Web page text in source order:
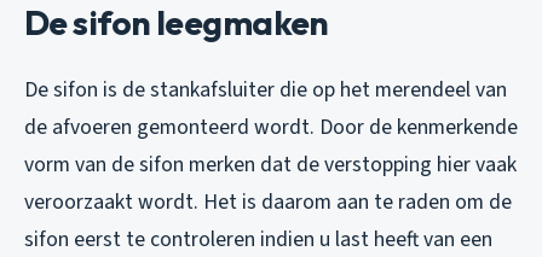
De sifon leegmaken
De sifon is de stankafsluiter die op het merendeel van
de afvoeren gemonteerd wordt. Door de kenmerkende
vorm van de sifon merken dat de verstopping hier vaak
veroorzaakt wordt. Het is daarom aan te raden om de
sifon eerst te controleren indien u last heeft van een